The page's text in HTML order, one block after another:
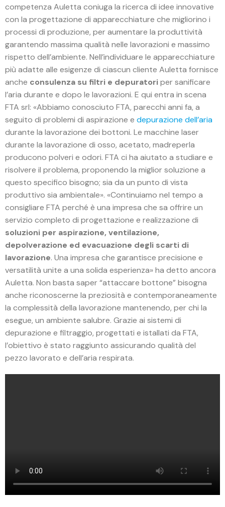
competenza Auletta coniuga la ricerca di idee innovative
con la progettazione di apparecchiature che migliorino i
processi di produzione, per aumentare la produttività
garantendo massima qualità nelle lavorazioni e massimo
rispetto dell’ambiente. Nell’individuare le apparecchiature
più adatte alle esigenze di ciascun cliente Auletta fornisce
anche consulenza su filtri e depuratoriper sanificare
l’aria durante e dopo le lavorazioni. E qui entra in scena
FTA srl: «Abbiamo conosciuto FTA, parecchi anni fa, a
seguito di problemi di aspirazione e depurazione dell’aria
durante la lavorazione dei bottoni. Le macchine laser
durante la lavorazione di osso, acetato, madreperla
producono polveri e odori. FTA ci ha aiutato a studiare e
risolvere il problema, proponendo la miglior soluzione a
questo specifico bisogno; sia da un punto di vista
produttivo sia ambientale». «Continuiamo nel tempo a
consigliare FTA perché è una impresa che sa offrire un
servizio completo di progettazione e realizzazione di
soluzioni per aspirazione, ventilazione,
depolverazione ed evacuazione degli scarti di
lavorazione. Una impresa che garantisce precisione e
versatilità unite a una solida esperienza» ha detto ancora
Auletta. Non basta saper “attaccare bottone” bisogna
anche riconoscerne la preziosità e contemporaneamente
la complessità della lavorazione mantenendo, per chi la
esegue, un ambiente salubre. Grazie ai sistemi di
depurazione e filtraggio, progettati e istallati da FTA,
l’obiettivo è stato raggiunto assicurando qualità del
pezzo lavorato e dell’aria respirata.